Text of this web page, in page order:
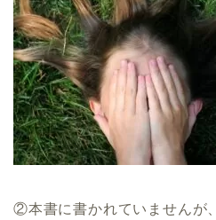
②本書に書かれていませんが、